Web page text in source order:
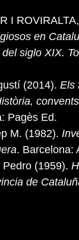
I
en
siglo XIX.
(2014). Els
Pagès Ed.
M. (1982).
. Barcelona:
(1959).
de